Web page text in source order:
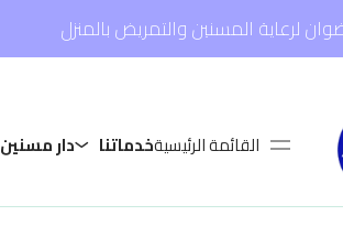
لرعاية المسنين والتمريض بالمنزل
القائمة الرئيسيةخدماتنا دار مسنين